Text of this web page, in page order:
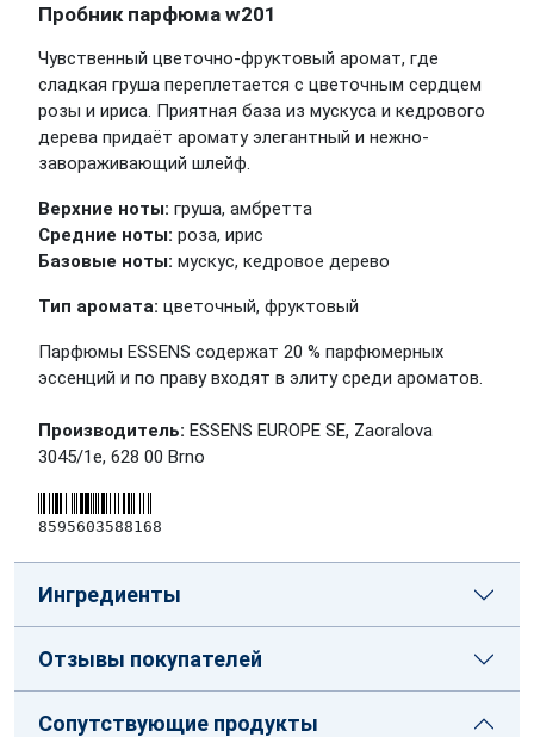
Пробник парфюма w201
Чувственный цветочно-фруктовый аромат, где
сладкая груша переплетается с цветочным сердцем
розы и ириса. Приятная база из мускуса и кедрового
дерева придаёт аромату элегантный и нежно-
завораживающий шлейф.
Верхние ноты: груша, амбретта
Средние ноты: роза, ирис
Базовые ноты: мускус, кедровое дерево
Тип аромата: цветочный, фруктовый
Парфюмы ESSENS содержат 20 % парфюмерных
эссенций и по праву входят в элиту среди ароматов.
Производитель: ESSENS EUROPE SE, Zaoralova
3045/1e, 628 00 Brno
8595603588168
Ингредиенты
Отзывы покупателей
Сопутствующие продукты